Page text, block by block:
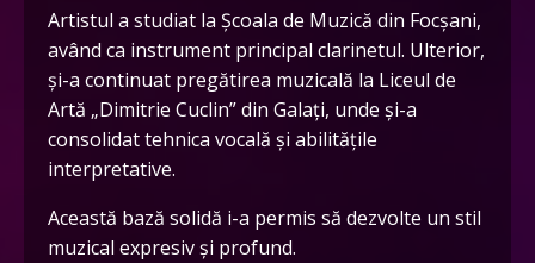
Artistul a studiat la Școala de Muzică din Focșani,
având ca instrument principal clarinetul. Ulterior,
și-a continuat pregătirea muzicală la Liceul de
Artă „Dimitrie Cuclin” din Galați, unde și-a
consolidat tehnica vocală și abilitățile
interpretative.
Această bază solidă i-a permis să dezvolte un stil
muzical expresiv și profund.